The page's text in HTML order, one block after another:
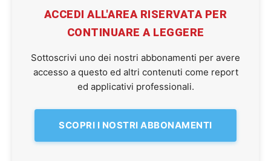
ACCEDI ALL'AREA RISERVATA PER
CONTINUARE A LEGGERE
Sottoscrivi uno dei nostri abbonamenti per avere
accesso a questo ed altri contenuti come report
ed applicativi professionali.
SCOPRI I NOSTRI ABBONAMENTI